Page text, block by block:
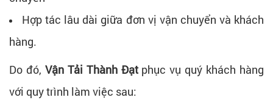
Hợp tác lâu dài giữa đơn vị vận chuyển và khách
hàng.
Do đó, Vận Tải Thành Đạtphục vụ quý khách hàng
với quy trình làm việc sau: